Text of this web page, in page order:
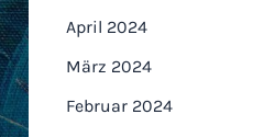
April 2024
März 2024
Februar 2024